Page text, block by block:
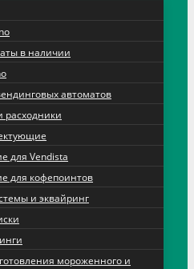
в наличии
автоматов
расходники
для Vendista
для кофепоинтов
и эквайринг
мороженного и